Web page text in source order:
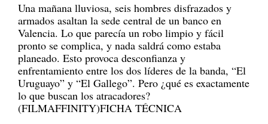
Una mañana lluviosa, seis hombres disfrazados y
armados asaltan la sede central de un banco en
Valencia. Lo que parecía un robo limpio y fácil
pronto se complica, y nada saldrá como estaba
planeado. Esto provoca desconfianza y
enfrentamiento entre los dos líderes de la banda, “El
Uruguayo” y “El Gallego”. Pero ¿qué es exactamente
lo que buscan los atracadores?
(FILMAFFINITY)FICHA TÉCNICA